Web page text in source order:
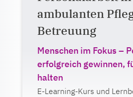
ambulanten
Betreuung
Menschen im Fokus –
erfolgreich gewinnen,
halten
E-Learning-Kurs und